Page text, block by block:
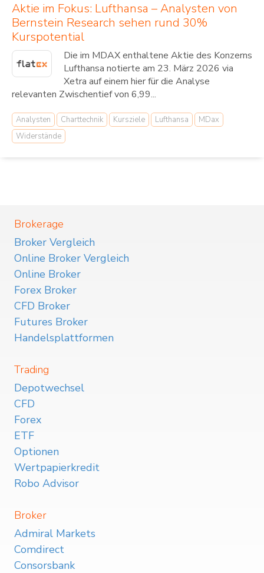
Aktie im Fokus: Lufthansa – Analysten von
Bernstein Research sehen rund 30%
Kurspotential
Die im MDAX enthaltene Aktie des Konzerns
Lufthansa notierte am 23. März 2026 via
Xetra auf einem hier für die Analyse
relevanten Zwischentief von 6,99...
Analysten Charttechnik Kursziele Lufthansa
MDax
Widerstände
Brokerage
Broker Vergleich
Online Broker Vergleich
Online Broker
Forex Broker
CFD Broker
Futures Broker
Handelsplattformen
Trading
Depotwechsel
CFD
Forex
ETF
Optionen
Wertpapierkredit
Robo Advisor
Broker
Admiral Markets
Comdirect
Consorsbank